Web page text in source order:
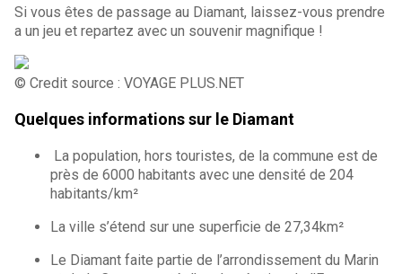
Si vous êtes de passage au Diamant, laissez-vous prendre
a un jeu et repartez avec un souvenir magnifique !
© Credit source : VOYAGE PLUS.NET
Quelques informations sur le Diamant
La population, hors touristes, de la commune est de
près de 6000 habitants avec une densité de 204
habitants/km²
La ville s’étend sur une superficie de 27,34km²
Le Diamant faite partie de l’arrondissement du Marin